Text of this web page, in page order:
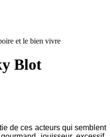
et le bien vivre
Blot
de ces acteurs qui semblent